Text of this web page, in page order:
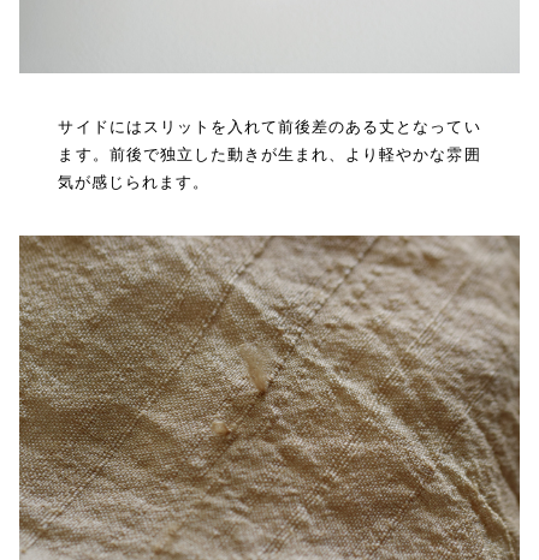
サイドにはスリットを入れて前後差のある丈となってい
ます。前後で独立した動きが生まれ、より軽やかな雰囲
気が感じられます。